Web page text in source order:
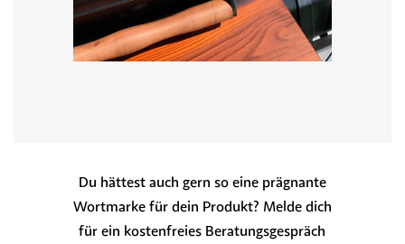
Du hättest auch gern so eine prägnante
Wortmarke für dein Produkt? Melde dich
für ein kostenfreies Beratungsgespräch